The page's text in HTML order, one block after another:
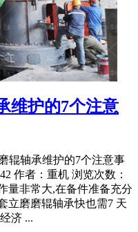
维护的7个注意
辊轴承维护的7个注意事
作者：重机 浏览次数：
量非常大,在备件准备充分
立磨磨辊轴承快也需7 天
济 ...